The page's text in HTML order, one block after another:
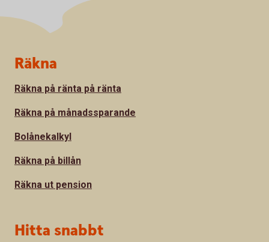
Sidfot
Räkna
Räkna på ränta på ränta
Räkna på månadssparande
Bolånekalkyl
Räkna på billån
Räkna ut pension
Hitta snabbt